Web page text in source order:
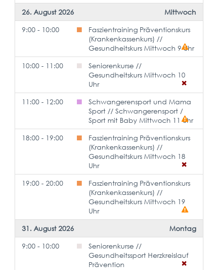
26. August 2026
Mittwoch
9:00 - 10:00
Faszientraining Präventionskurs
(Krankenkassenkurs) //
Gesundheitskurs Mittwoch 9 Uhr
10:00 - 11:00
Seniorenkurse //
Gesundheitskurs Mittwoch 10
Uhr
11:00 - 12:00
Schwangerensport und Mama
Sport // Schwangerensport /
Sport mit Baby Mittwoch 11 Uhr
18:00 - 19:00
Faszientraining Präventionskurs
(Krankenkassenkurs) //
Gesundheitskurs Mittwoch 18
Uhr
19:00 - 20:00
Faszientraining Präventionskurs
(Krankenkassenkurs) //
Gesundheitskurs Mittwoch 19
Uhr
31. August 2026
Montag
9:00 - 10:00
Seniorenkurse //
Gesundheitssport Herzkreislauf
Prävention